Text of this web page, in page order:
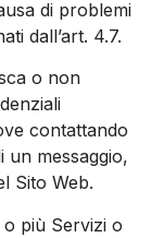
di problemi
dall’art. 4.7.
o non
contattando
un messaggio,
Sito Web.
più Servizi o